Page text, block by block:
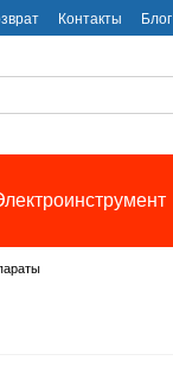
Контакты Блог